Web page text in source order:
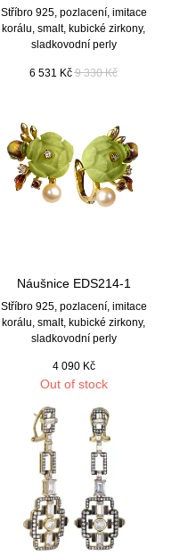
Stříbro 925, pozlacení, imitace
korálu, smalt, kubické zirkony,
sladkovodní perly
6 531 Kč 9 330 Kč
Náušnice EDS214-1
Stříbro 925, pozlacení, imitace
korálu, smalt, kubické zirkony,
sladkovodní perly
4 090 Kč
Out of stock